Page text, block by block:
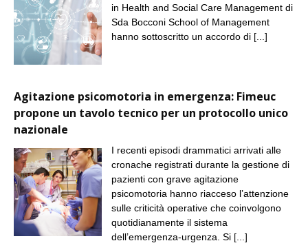
in Health and Social Care Management di
Sda Bocconi School of Management
hanno sottoscritto un accordo di [...]
Agitazione psicomotoria in emergenza: Fimeuc
propone un tavolo tecnico per un protocollo unico
nazionale
I recenti episodi drammatici arrivati alle
cronache registrati durante la gestione di
pazienti con grave agitazione
psicomotoria hanno riacceso l’attenzione
sulle criticità operative che coinvolgono
quotidianamente il sistema
dell’emergenza-urgenza. Si [...]